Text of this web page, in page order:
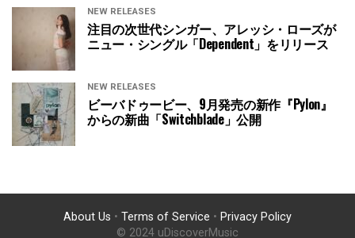
NEW RELEASES
注目の次世代シンガー、アレッシ・ローズが
ニュー・シングル「Dependent」をリリース
NEW RELEASES
ビーバドゥービー、9月発売の新作『Pylon』
からの新曲「Switchblade」公開
About Us • Terms of Service • Privacy Policy
© 2024 uDiscoverMusic